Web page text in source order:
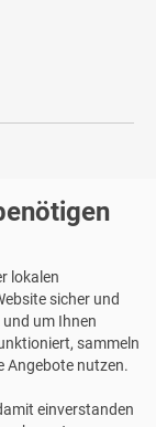
lokalen
sicher und
um Ihnen
sammeln
Angebote nutzen.
einverstanden